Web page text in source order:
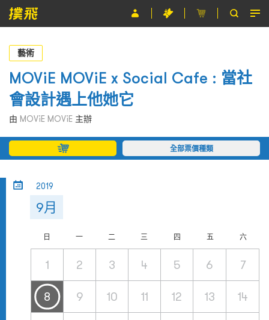
節目
主辦單位
關於撲飛
條款及細則
EN
藝術
MOViE MOViE x Social Cafe : 當社
會設計遇上他她它
由 MOViE MOViE 主辦
全部票價種類
2019
9月
日 一 二 三 四 五 六
1 2 3 4 5 6 7
8 9 10 11 12 13 14